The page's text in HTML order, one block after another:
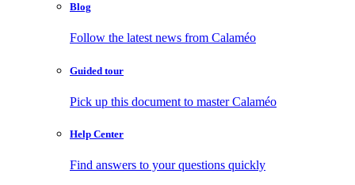
Blog
Follow the latest news from Calaméo
Guided tour
Pick up this document to master Calaméo
Help Center
Find answers to your questions quickly